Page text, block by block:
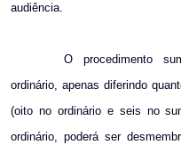
audiência.
O procedimento
ordinário, apenas diferindo
(oito no ordinário e seis no
ordinário, poderá ser